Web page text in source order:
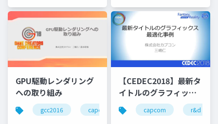
GPU駆動レンダリング
への取り組み
gcc2016 capcom re engine r&d
【CEDEC2018】最新タ
イトルのグラフィック
ス最適化事例
capcom r&d